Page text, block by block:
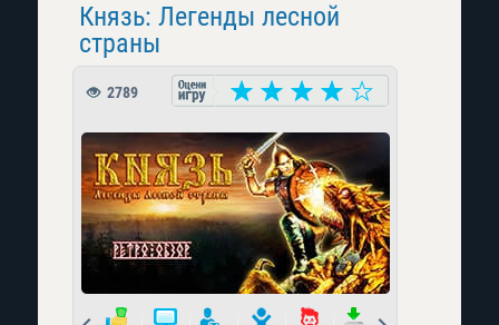
Князь: Легенды лесной
страны
2789
Prev